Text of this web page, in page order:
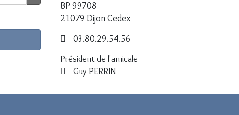
Afficher le mot de passe
BP 99708
21079 Dijon Cedex
03.80.29.54.56
Président de l'amicale
Guy PERRIN